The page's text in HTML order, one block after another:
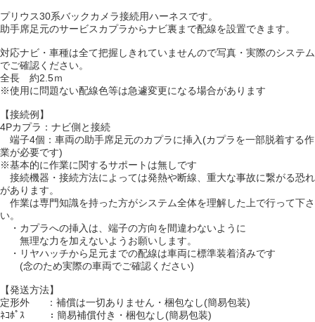
プリウス30系バックカメラ接続用ハーネスです。
助手席足元のサービスカプラからナビ裏まで配線を設置できます。
対応ナビ・車種は全て把握しきれていませんので写真・実際のシステム
でご確認ください。
全長 約2.5ｍ
※使用に問題ない配線色等は急遽変更になる場合があります
【接続例】
4Pカプラ：ナビ側と接続
端子4個：車両の助手席足元のカプラに挿入(カプラを一部脱着する作
業が必要です)
※基本的に作業に関するサポートは無しです
接続機器・接続方法によっては発熱や断線、重大な事故に繋がる恐れ
があります。
作業は専門知識を持った方がシステム全体を理解した上で行って下さ
い。
・カプラへの挿入は、端子の方向を間違わないように
無理な力を加えないようお願いします。
・リヤハッチから足元までの配線は車両に標準装着済みです
(念のため実際の車両でご確認ください)
【発送方法】
定形外 ：補償は一切ありません・梱包なし(簡易包装)
ﾈｺﾎﾟｽ ：簡易補償付き・梱包なし(簡易包装)